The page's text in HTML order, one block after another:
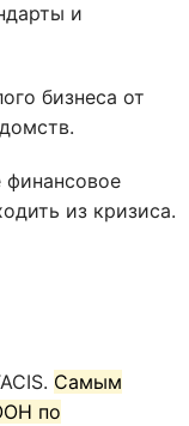
и
бизнеса от
из кризиса.
Самым
по